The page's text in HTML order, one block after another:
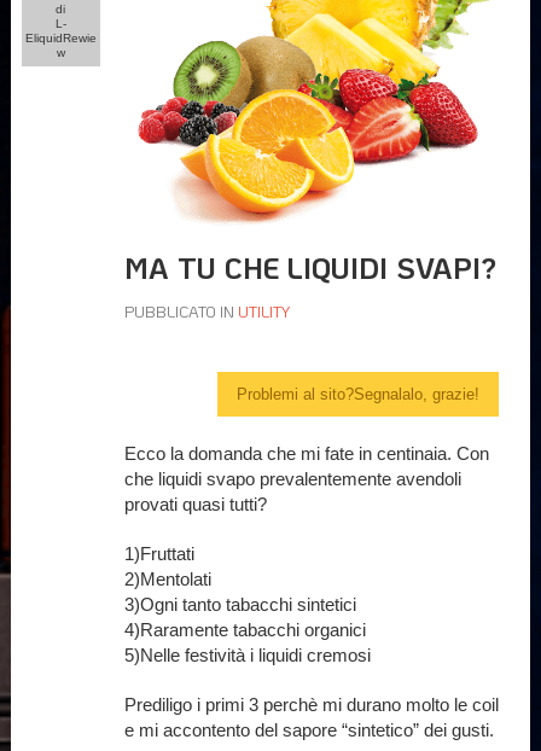
di
L-
EliquidRewie
w
MA TU CHE LIQUIDI SVAPI?
PUBBLICATO IN UTILITY
Problemi al sito?Segnalalo, grazie!
Ecco la domanda che mi fate in centinaia. Con
che liquidi svapo prevalentemente avendoli
provati quasi tutti?
1)Fruttati
2)Mentolati
3)Ogni tanto tabacchi sintetici
4)Raramente tabacchi organici
5)Nelle festività i liquidi cremosi
Prediligo i primi 3 perchè mi durano molto le coil
e mi accontento del sapore “sintetico” dei gusti.